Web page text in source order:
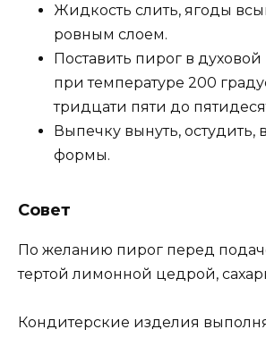
Жидкость слить, ягоды
ровным слоем.
Поставить пирог в
при температуре 200
тридцати пяти до
Выпечку вынуть, остудить,
формы.
Совет
По желанию пирог перед
тертой лимонной цедрой,
Кондитерские изделия